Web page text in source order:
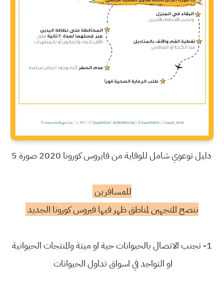
دليل توعوي شامل للوقاية من فايروس كورونا 2020 صورة 5
للمسافرين
ننصح المتجهين لمناطق ظهر فيها فيروس كورونا الجديد
1- تجنب الاتصال بالحيوانات حية او ميتة والمنتجات الحيوانية
او التواجد في اسواق تداول الحيوانات